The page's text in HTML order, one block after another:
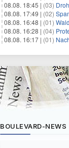
08.08. 18:45 | (03)
08.08. 17:49 | (02)
08.08. 16:48 | (01)
08.08. 16:28 | (04)
08.08. 16:17 | (01)
BOULEVARD-NEWS